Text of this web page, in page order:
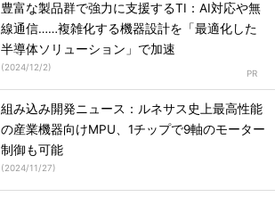
豊富な製品群で強力に支援するTI：AI対応や無
線通信……複雑化する機器設計を「最適化した
半導体ソリューション」で加速
(2024/12/2)
組み込み開発ニュース：ルネサス史上最高性能
の産業機器向けMPU、1チップで9軸のモーター
制御も可能
(2024/11/27)